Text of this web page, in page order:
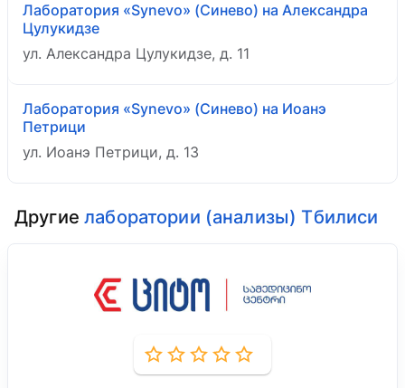
Лаборатория «Synevo» (Синево) на Александра
Цулукидзе
ул. Александра Цулукидзе, д. 11
Лаборатория «Synevo» (Синево) на Иоанэ
Петрици
ул. Иоанэ Петрици, д. 13
Другиелаборатории (анализы) Тбилиси